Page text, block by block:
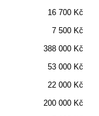
16 700 Kč
7 500 Kč
388 000 Kč
53 000 Kč
22 000 Kč
200 000 Kč